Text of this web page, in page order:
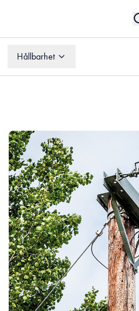
Hållbarhet